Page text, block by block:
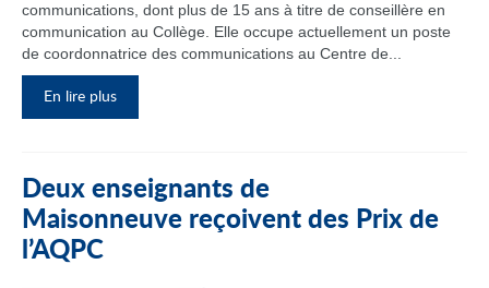
communications, dont plus de 15 ans à titre de conseillère en
communication au Collège. Elle occupe actuellement un poste
de coordonnatrice des communications au Centre de...
En lire plus
Deux enseignants de
Maisonneuve reçoivent des Prix de
l’AQPC